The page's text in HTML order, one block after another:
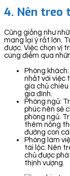
4. Nên treo
Cũng giống như
mang lại ý rất lớn.
được. Việc chọn vị
cùng điểm qua
Phòng
nhất với việc
gia chủ
gia đình.
Phòng ngủ:
phúc nên sẽ
phòng ngủ.
thêm nồng
đường con cái.
Phòng làm
tài lộc. Nên
chủ được
thịnh vượng.